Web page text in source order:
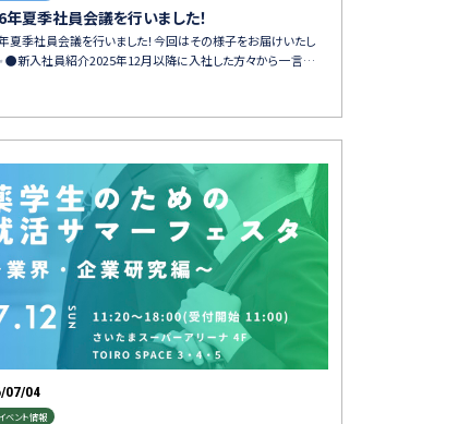
年夏季社員会議を行いました！
夏季社員会議を行いました！今回はその様子をお届けいたし
●新入社員紹介2025年12月以降に入社した方々から一言…
07/04
ベント情報